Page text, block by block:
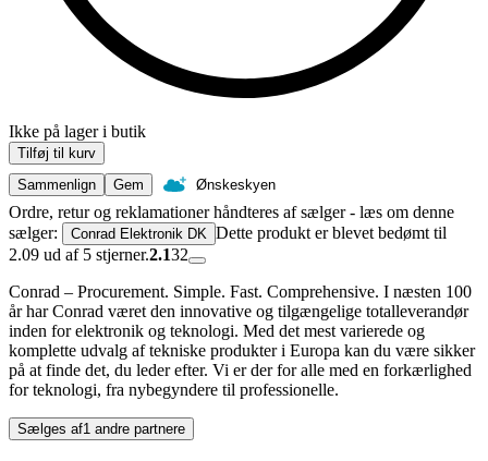
Ikke på lager i butik
Tilføj til kurv
Sammenlign
Gem Ønskeskyen
Ordre, retur og reklamationer håndteres af sælger - læs om denne
sælger:
Conrad Elektronik DK Dette produkt er blevet bedømt til
2.09 ud af 5 stjerner.2.132
Conrad – Procurement. Simple. Fast. Comprehensive. I næsten 100
år har Conrad været den innovative og tilgængelige totalleverandør
inden for elektronik og teknologi. Med det mest varierede og
komplette udvalg af tekniske produkter i Europa kan du være sikker
på at finde det, du leder efter. Vi er der for alle med en forkærlighed
for teknologi, fra nybegyndere til professionelle.
Sælges af1 andre partnere